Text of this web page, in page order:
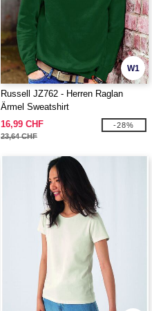
W1
Russell JZ762 - Herren Raglan
Ärmel Sweatshirt
16,99 CHF
23,64 CHF
-28%